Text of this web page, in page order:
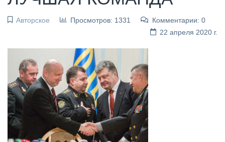
Авторское Просмотров: 1331
Комментарии: 0
22 апреля 2020 г.